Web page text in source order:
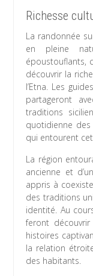
Richesse
La randonnée
en pleine
époustouflants,
découvrir la
l’Etna. Les
partageront
traditions
quotidienne
qui entourent
La région
ancienne et
appris à
des traditions
identité. Au
feront
histoires
la relation
des habitants.